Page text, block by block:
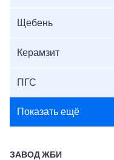
Щебень
Керамзит
ПГС
Показать ещё
ЗАВОД ЖБИ